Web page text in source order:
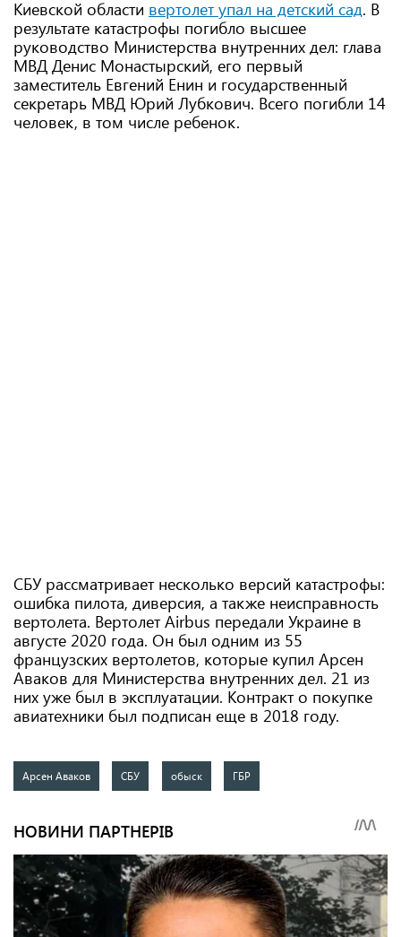
Киевской области вертолет упал на детский сад. В
результате катастрофы погибло высшее
руководство Министерства внутренних дел: глава
МВД Денис Монастырский, его первый
заместитель Евгений Енин и государственный
секретарь МВД Юрий Лубкович. Всего погибли 14
человек, в том числе ребенок.
СБУ рассматривает несколько версий катастрофы:
ошибка пилота, диверсия, а также неисправность
вертолета. Вертолет Airbus передали Украине в
августе 2020 года. Он был одним из 55
французских вертолетов, которые купил Арсен
Аваков для Министерства внутренних дел. 21 из
них уже был в эксплуатации. Контракт о покупке
авиатехники был подписан еще в 2018 году.
Арсен Аваков СБУ обыск ГБР